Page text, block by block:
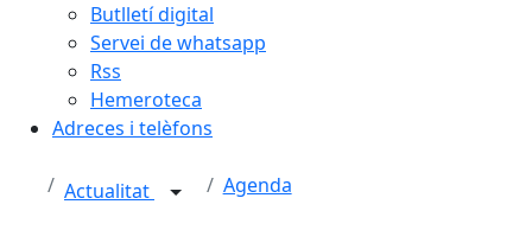
Butlletí digital
Servei de whatsapp
Rss
Hemeroteca
Adreces i telèfons
Actualitat Agenda